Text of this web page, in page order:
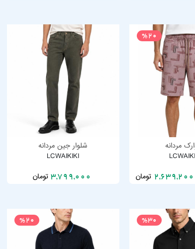
%20
مردانه
تومان
شلوار جین مردانه
LCWAIKIKI
3,799,000 تومان
%30
%20